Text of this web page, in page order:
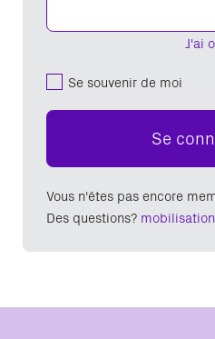
J'ai
Se souvenir de moi
Se
Vous n'êtes pas encore
Des questions?